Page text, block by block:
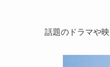
話題のドラマや